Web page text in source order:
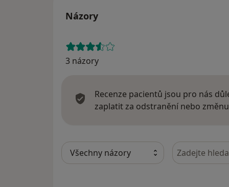
Názory
3 názory
Recenze pacientů jsou pro nás
zaplatit za odstranění nebo
Hledejte v